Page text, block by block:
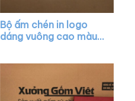
Bộ ấm chén in logo
dáng vuông cao màu